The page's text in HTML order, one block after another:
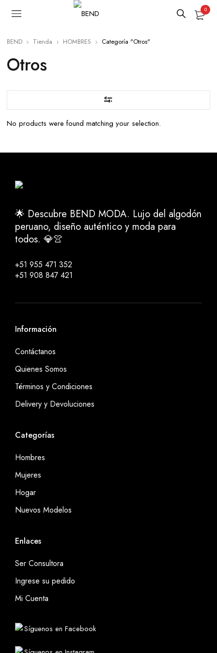
0
BEND Tienda HOMBRES Categoría "Otros"
Otros
No products were found matching your selection.
🌟 Descubre BEND MODA. Lujo del algodón
peruano, diseño auténtico y moda para
todos. 💎👚
+51 955 471 352
+51 908 847 421
Información
Contáctanos
Quienes Somos
Términos y Condiciones
Delivery y Devoluciones
Categorías
Hombres
Mujeres
Hogar
Nuevos Modelos
Enlaces
Ser Consultora
Ingrese su pedido
Mi Cuenta
Síguenos en Facebook